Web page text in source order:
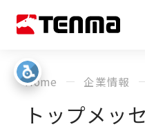
トップメッ
Home 企業情報